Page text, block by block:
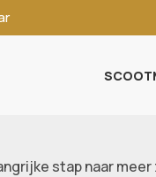
stap naar